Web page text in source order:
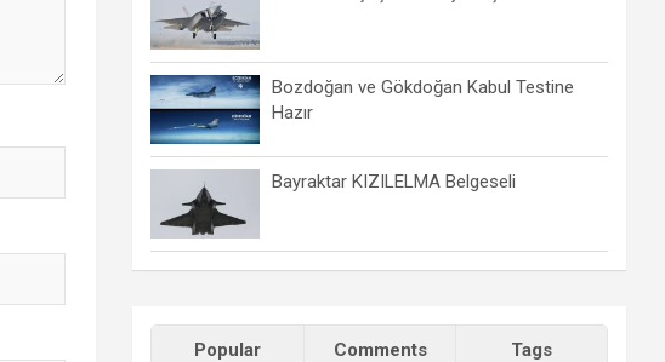
Bozdoğan ve Gökdoğan Kabul Testine
Hazır
Bayraktar KIZILELMA Belgeseli
Popular Comments Tags